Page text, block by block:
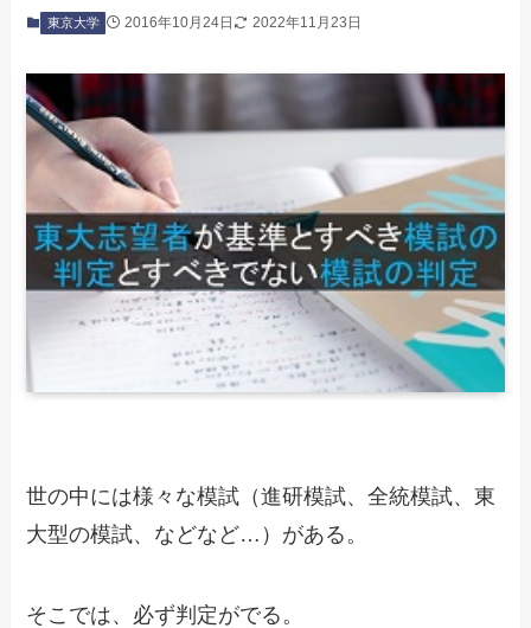
東京大学 2016年10月24日 2022年11月23日
世の中には様々な模試（進研模試、全統模試、東
大型の模試、などなど…）がある。
そこでは、必ず判定がでる。